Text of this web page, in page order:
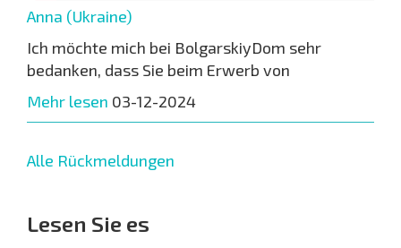
Anna (Ukraine)
Ich möchte mich bei BolgarskiyDom sehr
bedanken, dass Sie beim Erwerb von
Mehr lesen 03-12-2024
Alle Rückmeldungen
Lesen Sie es